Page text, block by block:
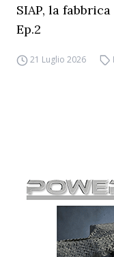
SIAP, la
Ep.2
21 Luglio 2026